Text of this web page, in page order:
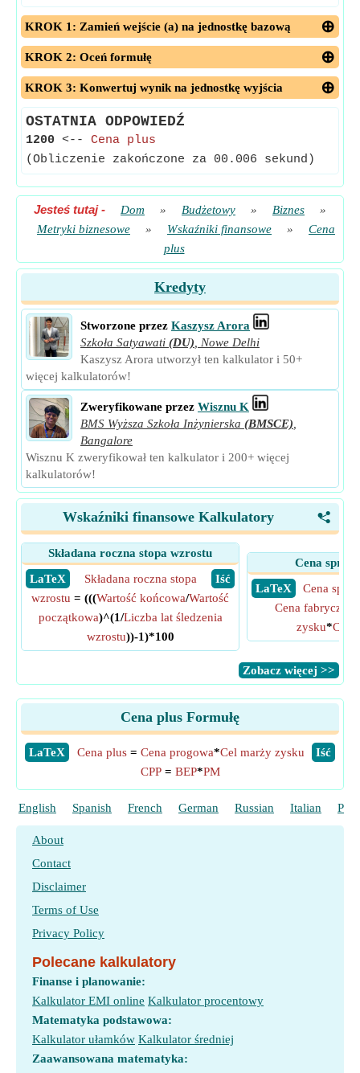
KROK 1: Zamień wejście (a) na jednostkę bazową
KROK 2: Oceń formułę
KROK 3: Konwertuj wynik na jednostkę wyjścia
OSTATNIA ODPOWIEDŹ
1200 <-- Cena plus
(Obliczenie zakończone za 00.006 sekund)
Jesteś tutaj- Dom » Budżetowy » Biznes
»
Metryki biznesowe
» Wskaźniki finansowe »
Cena
plus
Kredyty
Stworzone przez Kaszysz Arora
Szkoła Satyawati (DU)
Nowe Delhi
Kaszysz Arora utworzył ten kalkulator i 50+
więcej kalkulatorów!
Zweryfikowane przez Wisznu K
BMS Wyższa Szkoła Inżynierska (BMSCE)
Bangalore
Wisznu K zweryfikował ten kalkulator i 200+ więcej
kalkulatorów!
<
Wskaźniki finansowe Kalkulatory
Składana roczna stopa wzrostu
​ LaTeX
​ Iść
Składana roczna stopa
wzrostu = (((Wartość końcowa/Wartość
początkowa)^(1/Liczba lat śledzenia
wzrostu))-1)*100
Cena
​ LaTeX
Cena
Cena fabryczna
zysku*
​Zobacz więcej >>
Cena plus Formułę
​LaTeX ​Iść
Cena plus= Cena progowa*Cel marży zysku
CPP= BEP*PM
English Spanish French German Russian Italian
About
Contact
Disclaimer
Terms of Use
Privacy Policy
Polecane kalkulatory
Finanse i planowanie:
Kalkulator EMI online Kalkulator procentowy
Matematyka podstawowa:
Kalkulator ułamków Kalkulator średniej
Zaawansowana matematyka: